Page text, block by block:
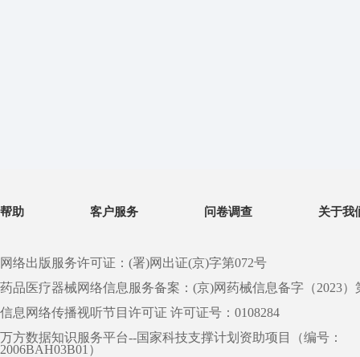
帮助 客户服务 问卷调查 关于我
网络出版服务许可证：(署)网出证(京)字第072号
药品医疗器械网络信息服务备案：(京)网药械信息备字（2023）
信息网络传播视听节目许可证 许可证号：0108284
万方数据知识服务平台--国家科技支撑计划资助项目（编号：
2006BAH03B01）